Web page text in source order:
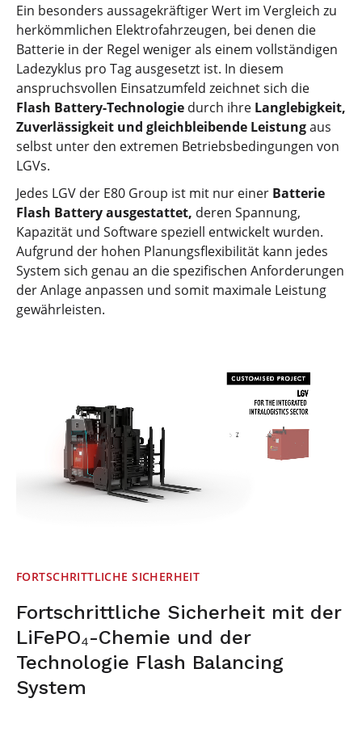
Ein besonders aussagekräftiger Wert im Vergleich zu
herkömmlichen Elektrofahrzeugen, bei denen die
Batterie in der Regel weniger als einem vollständigen
Ladezyklus pro Tag ausgesetzt ist. In diesem
anspruchsvollen Einsatzumfeld zeichnet sich die
Flash Battery-Technologie durch ihre Langlebigkeit,
Zuverlässigkeit und gleichbleibende Leistungaus
selbst unter den extremen Betriebsbedingungen von
LGVs.
Jedes LGV der E80 Group ist mit nur einer Batterie
Flash Battery ausgestattet, deren Spannung,
Kapazität und Software speziell entwickelt wurden.
Aufgrund der hohen Planungsflexibilität kann jedes
System sich genau an die spezifischen Anforderungen
der Anlage anpassen und somit maximale Leistung
gewährleisten.
FORTSCHRITTLICHE SICHERHEIT
Fortschrittliche Sicherheit mit der
LiFePO₄-Chemie und der
Technologie Flash Balancing
System